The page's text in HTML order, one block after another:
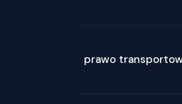
prawo